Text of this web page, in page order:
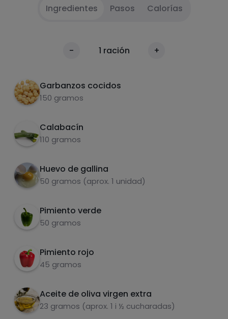
Ingredientes Pasos Calorías
- 1 ración +
Garbanzos cocidos
150 gramos
Calabacín
110 gramos
Huevo de gallina
50 gramos (aprox. 1 unidad)
Pimiento verde
50 gramos
Pimiento rojo
45 gramos
Aceite de oliva virgen extra
23 gramos (aprox. 1 i ½ cucharadas)
Cortar las verduras a trozos pequeños
3 Añadir un huevo a las verduras, remover, y
dejar que se cocine
4
Añadir los garbanzos y cocer hasta que todo
esté caliente.
5 Sazonar al gusto ¡Y a comer!
Carbohidratos Proteínas
Azúcares
Grasas